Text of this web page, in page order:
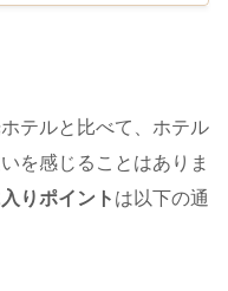
テルと比べて、ホテル
を感じることはありま
りポイント は以下の通